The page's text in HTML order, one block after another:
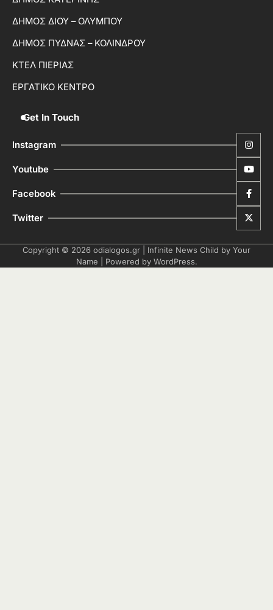
ΔΗΜΟΣ ΔΙΟΥ – ΟΛΥΜΠΟΥ
ΔΗΜΟΣ ΠΥΔΝΑΣ – ΚΟΛΙΝΔΡΟΥ
ΚΤΕΛ ΠΙΕΡΙΑΣ
ΕΡΓΑΤΙΚΟ ΚΕΝΤΡΟ
Get In Touch
Instagram
Youtube
Facebook
Twitter
Copyright © 2026 odialogos.gr | Infinite News Child by Your
Name | Powered by WordPress.